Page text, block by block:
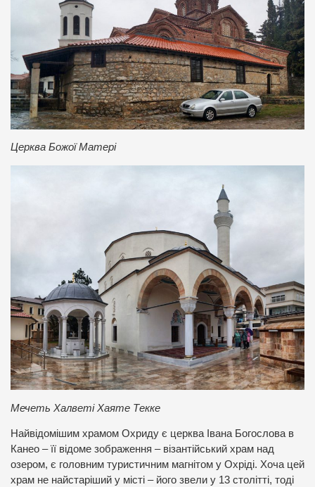
Церква Божої Матері
Мечеть Халветі Хаяте Текке
Найвідомішим храмом Охриду є церква Івана Богослова в
Канео – її відоме зображення – візантійський храм над
озером, є головним туристичним магнітом у Охріді. Хоча цей
храм не найстаріший у місті – його звели у 13 столітті, тоді